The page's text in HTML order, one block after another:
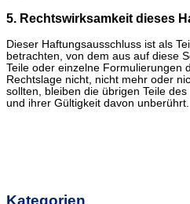
Kategorien
5. Rechtswirksamkeit dieses
Dieser Haftungsausschluss ist als
betrachten, von dem aus auf diese
Teile oder einzelne Formulierungen
Rechtslage nicht, nicht mehr oder
sollten, bleiben die übrigen Teile
und ihrer Gültigkeit davon unberührt.